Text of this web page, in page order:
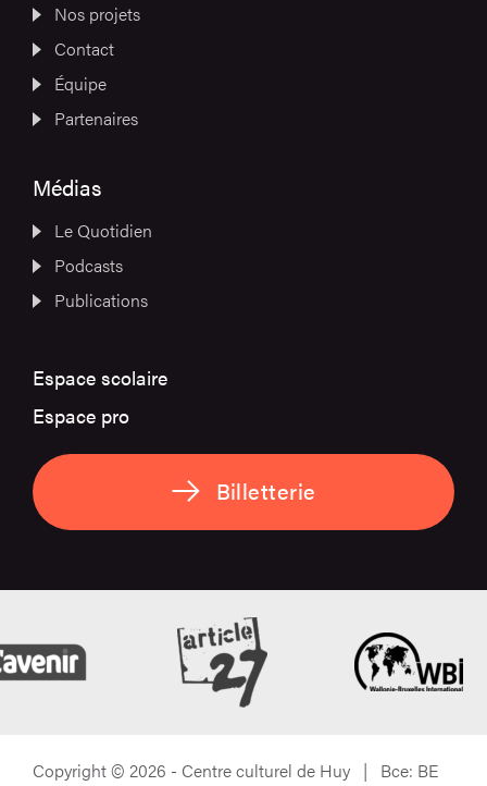
Nos projets
Contact
Équipe
Partenaires
Médias
Le Quotidien
Podcasts
Publications
Espace scolaire
Espace pro
Billetterie
Copyright © 2026 - Centre culturel de Huy | Bce: BE